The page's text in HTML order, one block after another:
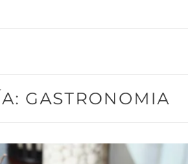
GASTRONOMIA